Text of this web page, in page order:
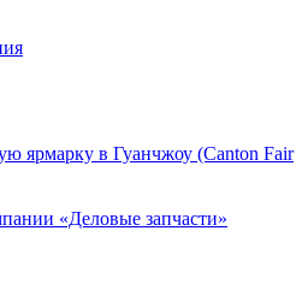
ярмарку в Гуанчжоу (Canton Fair
«Деловые запчасти»